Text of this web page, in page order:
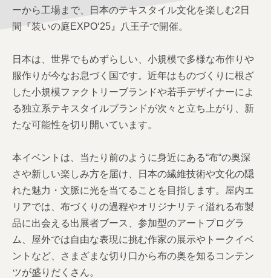
ーから工場まで、日本のテキスタイル文化を楽しむ2日
間『装いの庭EXPO‘25』八王子で開催。
日本は、世界でもめずらしい、小規模で多様な布作りや
服作りが今なお息づく国です。近年はものづくりに根ざ
した小規模ファクトリーブランドや若手デザイナーによ
る独立系テキスタイルブランドが次々と立ち上がり、新
たな可能性を切り開いています。
本イベントは、当たり前のように身近にある“布“の奥深
さや新しい楽しみ方を届け、日本の繊維技術や文化の隠
れた魅力・文脈に光を当てることを目指します。屋内エ
リアでは、布づくりの過程やオリジナリティ溢れる布製
品に出会える出展者ブース、参加型のアートプログラ
ム、屋外では自由な表現に挑む作家の展示やトークイベ
ントなど、さまざまな切り口から布の奥を知るコンテン
ツが盛りだくさん。